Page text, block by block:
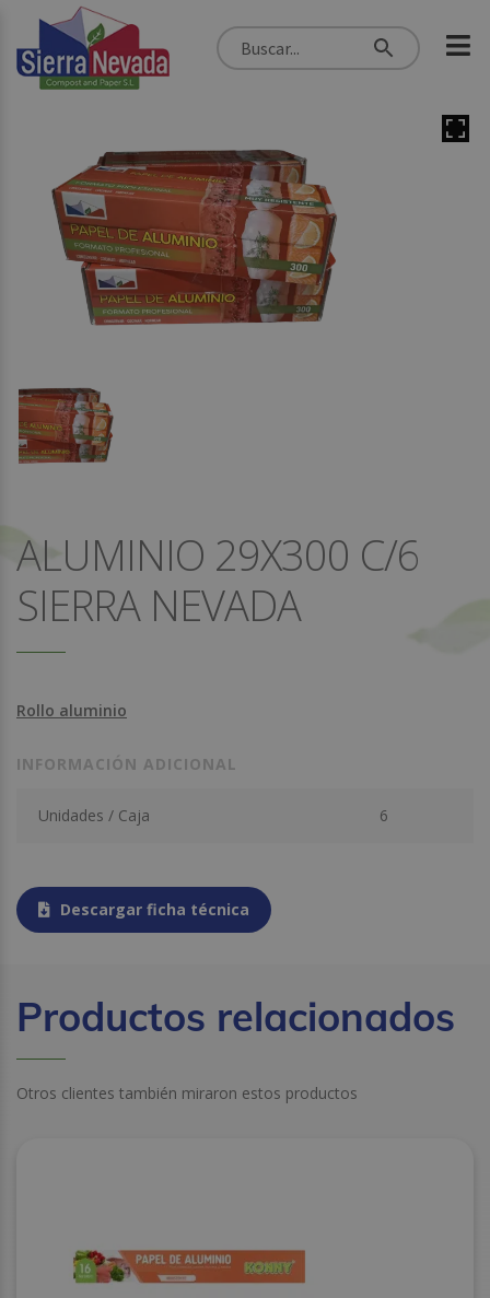
ALUMINIO 29X300 C/6
SIERRA NEVADA
Rollo aluminio
INFORMACIÓN ADICIONAL
Unidades / Caja 6
Descargar ficha técnica
Productos relacionados
Otros clientes también miraron estos productos